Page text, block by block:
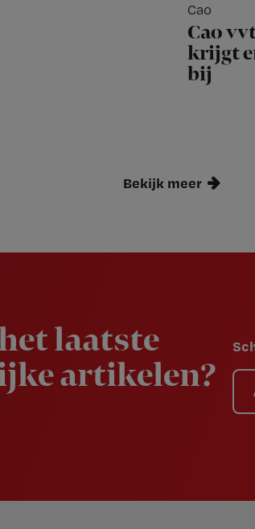
Cao
Cao
krijgt
bij
Bekijk meer
laatste
artikelen?